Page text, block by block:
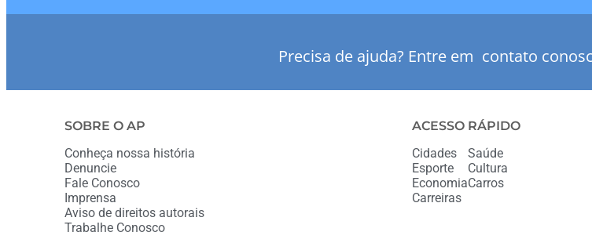
Precisa de ajuda? Entre em contato
SOBRE O AP
Conheça nossa história
Denuncie
Fale Conosco
Imprensa
Aviso de direitos autorais
Trabalhe Conosco
ACESSO RÁPIDO
Cidades
Esporte
Economia
Carreiras
Saúde
Cultura
Carros